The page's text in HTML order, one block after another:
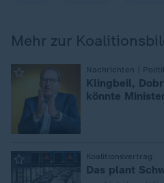
Mehr zur
Nachrichten |
Klingbeil,
könnte
Koalitionsvertrag
Das plant